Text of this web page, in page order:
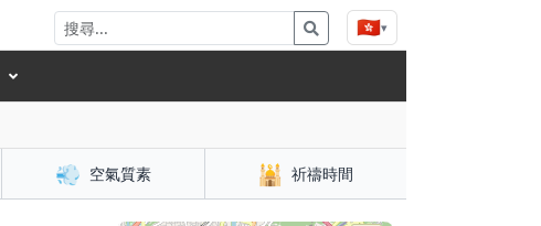
🇭🇰▾
💨 空氣質素 🕌 祈禱時間